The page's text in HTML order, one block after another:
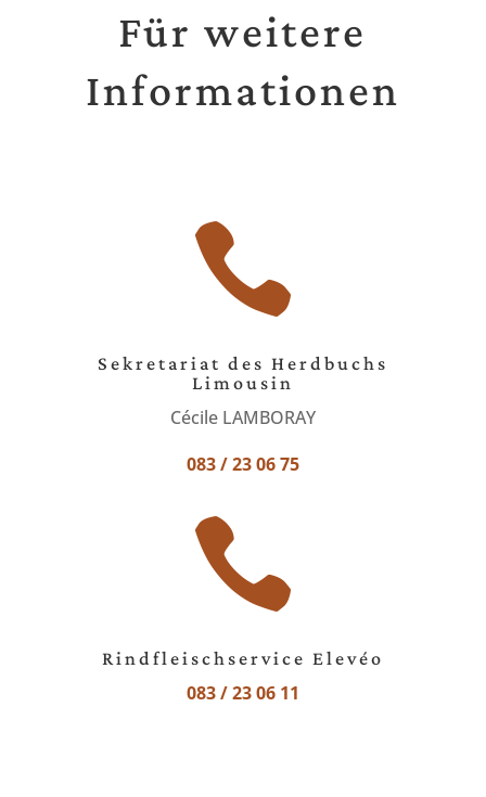
Für weitere
Informationen

Sekretariat des Herdbuchs
Limousin
Cécile LAMBORAY
083 / 23 06 75

Rindfleischservice Elevéo
083 / 23 06 11